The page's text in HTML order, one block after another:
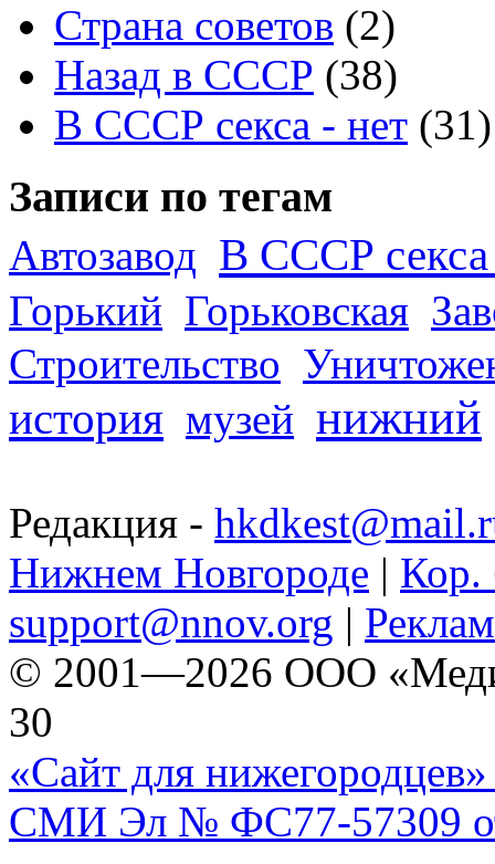
Страна советов (2)
Назад в СССР (38)
В СССР секса - нет (31)
Записи по тегам
Автозавод В СССР секса
Горький Горьковская
Строительство
история музей нижний
Редакция -
Нижнем Новгороде | Кор.
support@nnov.org |
© 2001—2026 ООО
30
«Сайт для нижегородцев»
СМИ Эл № ФС77-57309